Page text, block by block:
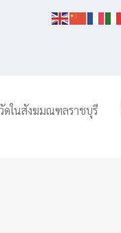
ดในสังฆมณฑลราชบุรี